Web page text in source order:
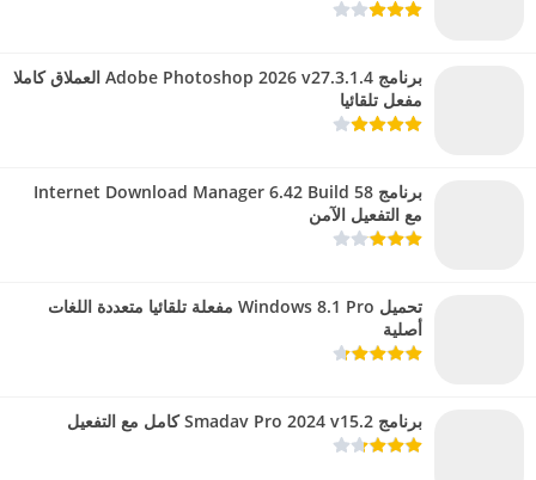
برنامج Adobe Photoshop 2026 v27.3.1.4 العملاق كاملا
مفعل تلقائيا
برنامج Internet Download Manager 6.42 Build 58
مع التفعيل الآمن
تحميل Windows 8.1 Pro مفعلة تلقائيا متعددة اللغات
أصلية
برنامج Smadav Pro 2024 v15.2 كامل مع التفعيل